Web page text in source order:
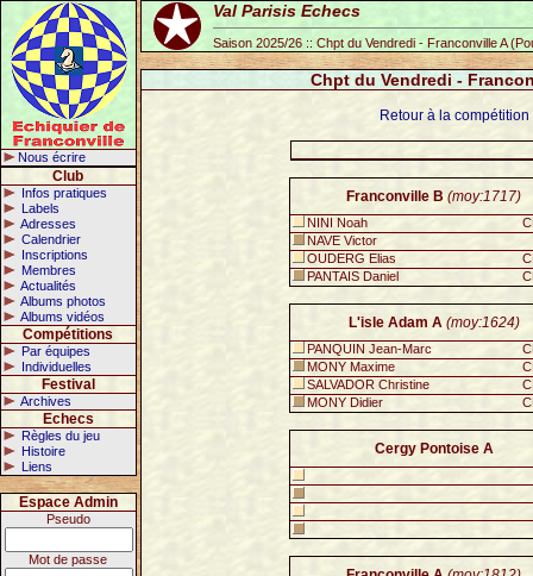
Nous écrire
Club
Infos pratiques
Labels
Adresses
Calendrier
Inscriptions
Membres
Actualités
Albums photos
Albums vidéos
Compétitions
Par équipes
Individuelles
Festival
Archives
Echecs
Règles du jeu
Histoire
Liens
Espace Admin
Pseudo
Mot de passe
Val Parisis Echecs
Saison 2025/26 :: Chpt du Vendredi - Franconville A
Chpt du Vendredi -
Retour à la
Franconville B (moy:1717)
NINI Noah
NAVE Victor
OUDERG Elias
PANTAIS Daniel
L'isle Adam A (moy:1624)
PANQUIN Jean-Marc
MONY Maxime
SALVADOR Christine
MONY Didier
Cergy Pontoise A